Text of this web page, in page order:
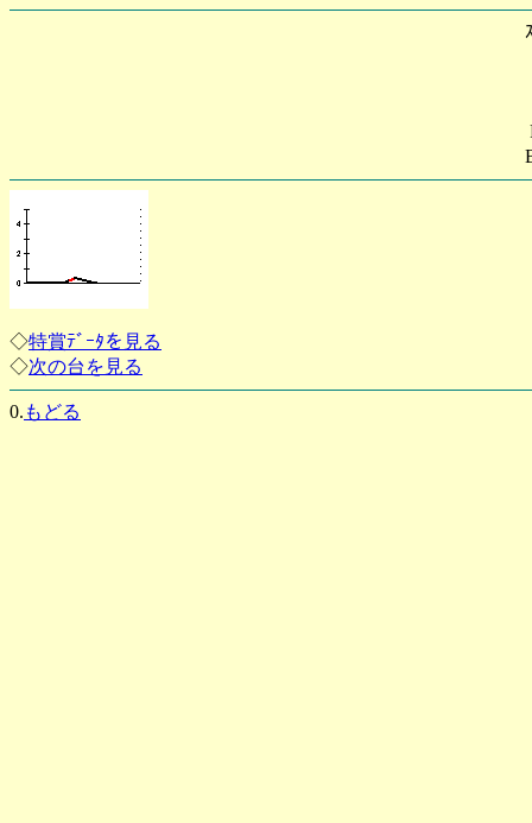
◇特賞ﾃﾞｰﾀを見る
◇次の台を見る
0. もどる